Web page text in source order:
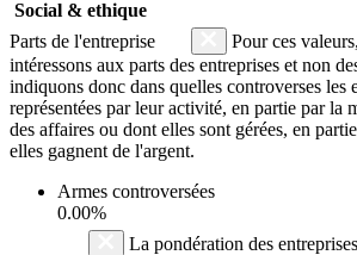
Social & ethique
Parts de l'entreprise
Pour ces
intéressons aux parts des entreprises et non
indiquons donc dans quelles controverses les
représentées par leur activité, en partie par la
des affaires ou dont elles sont gérées, en
elles gagnent de l'argent.
Armes controversées
0.00%
La pondération des